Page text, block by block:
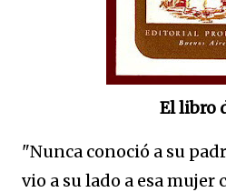
El libro
"Nunca conoció a su
vio a su lado a esa mujer